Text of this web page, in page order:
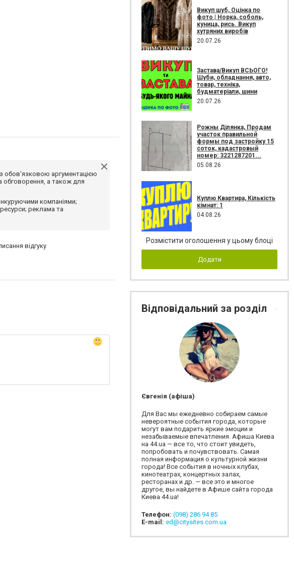
обов'язковою аргументацією
обговорення, а також для
компаніями;
ресурси; реклама та
відгуку
Викуп шуб, Оцінка по
фото | Норка, соболь,
куница, рись. Викуп
хутряних виробів
20.07.26
Застава/Викуп ВСЬОГО!
Шуби, обладнання, авто,
товар, техніка,
будматеріали, шини
20.07.26
Рожны Ділянка, Продам
участок правильной
формы под застройку 15
соток, кадастровый
номер: 3221287201...
05.08.26
Куплю Квартира, Кількість
кімнат: 1
04.08.26
Розмістити оголошення у цьому блоці
Додати
Відповідальний за розділ
Євгенія (афіша)
Для Вас мы ежедневно собираем самые
невероятные события города, которые
могут вам подарить яркие эмоции и
незабываемые впечатления. Афиша Киева
на 44.ua — все то, что стоит увидеть,
попробовать и почувствовать. Самая
полная информация о культурной жизни
города! Все события в ночных клубах,
кинотеатрах, концертных залах,
ресторанах и др. — все это и многое
другое, вы найдете в Афише сайта города
Киева 44.ua!
Телефон: (098) 286 94 85
E-mail: ed@citysites.com.ua